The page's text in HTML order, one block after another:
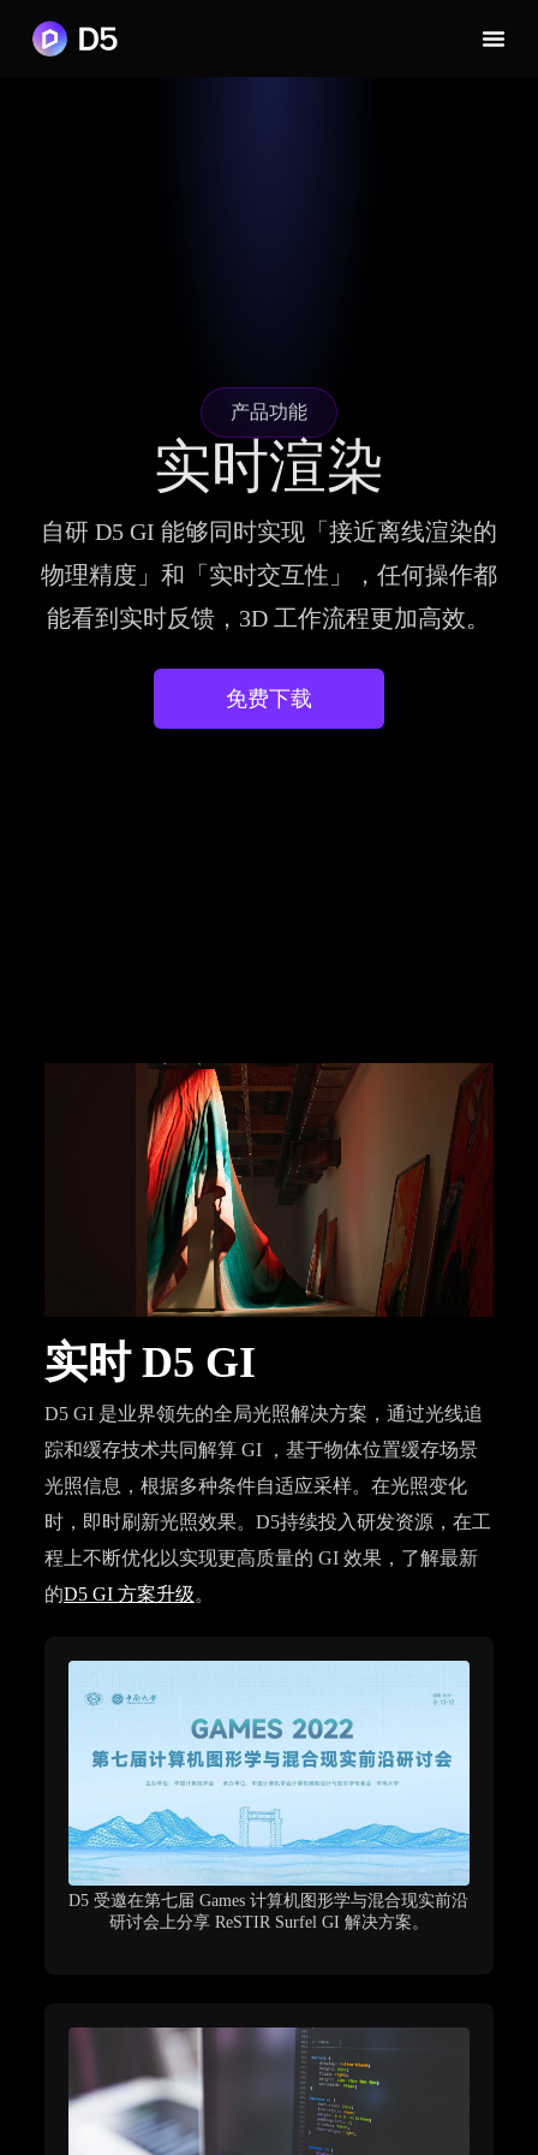
产品功能
实时渲染
自研 D5 GI 能够同时实现「接近离线渲染的
物理精度」和「实时交互性」，任何操作都
能看到实时反馈，3D 工作流程更加高效。
免费下载
实时 D5 GI
D5 GI 是业界领先的全局光照解决方案，通过光线追
踪和缓存技术共同解算 GI ，基于物体位置缓存场景
光照信息，根据多种条件自适应采样。在光照变化
时，即时刷新光照效果。D5持续投入研发资源，在工
程上不断优化以实现更高质量的 GI 效果，了解最新
的D5 GI 方案升级。
D5 受邀在第七届 Games 计算机图形学与混合现实前沿
研讨会上分享 ReSTIR Surfel GI 解决方案。